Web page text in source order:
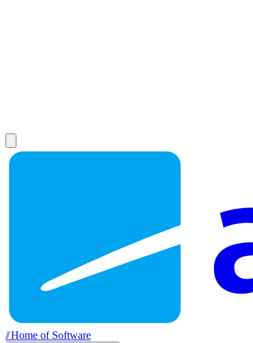
//Home of Software